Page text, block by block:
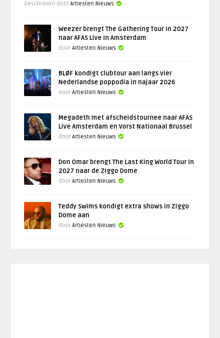
Geschreven doorArtiesten Nieuws
Weezer brengt The Gathering Tour in 2027
naar AFAS Live in Amsterdam
doorArtiesten Nieuws
BLØF kondigt clubtour aan langs vier
Nederlandse poppodia in najaar 2026
doorArtiesten Nieuws
Megadeth met afscheidstournee naar AFAS
Live Amsterdam en Vorst Nationaal Brussel
doorArtiesten Nieuws
Don Omar brengt The Last King World Tour in
2027 naar de Ziggo Dome
doorArtiesten Nieuws
Teddy Swims kondigt extra shows in Ziggo
Dome aan
doorArtiesten Nieuws